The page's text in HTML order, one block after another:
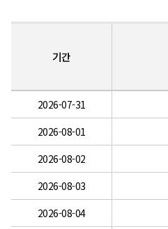
자
운
황
목
간
기간
2026-07-31
2026-08-01
2026-08-02
2026-08-03
2026-08-04